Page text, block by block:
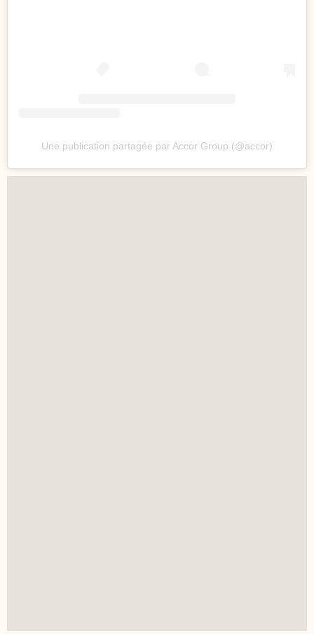
Une publication partagée par Accor Group (@accor)